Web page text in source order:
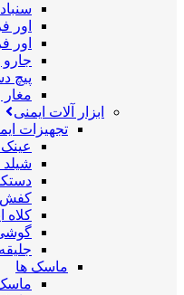
اور
اور
پیچ
ابزار آلات ایمنی
تجهیزات
عینک
کفش
کلاه
ماسک ها